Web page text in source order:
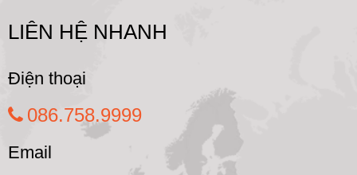
LIÊN HỆ NHANH
Điện thoại
086.758.9999
Email